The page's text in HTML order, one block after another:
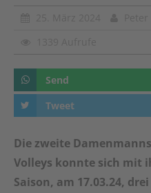
Send
Tweet
Die zweite
Volleys konnte sich mit
Saison, am 17.03.24,